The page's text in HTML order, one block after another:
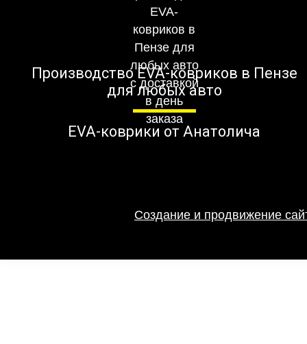
Производство EVA-ковриков в Пензе
для любых авто
EVA-коврики от Анатолича
Создание и продвижение